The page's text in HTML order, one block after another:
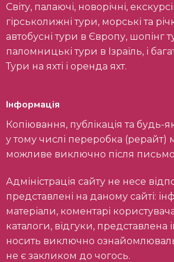
Світу, палаючі, новорічні,
гірськолижні тури, морські та
автобусні тури в Європу, шопінг
паломницькі тури в Ізраїль, і
Тури на яхті і оренда яхт.
Інформація
Копіювання, публікація та будь-яке використання,
у тому числі переробка (рерайт)
можливе виключно після
Адміністрація сайту не несе відповідальності за
представлені на даному сайті:
матеріали, коментарі
каталоги, відгуки, представлена
носить виключно
не є закликом до чогось.